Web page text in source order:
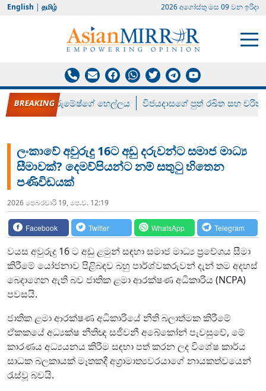
English | தமிழ் 2026 අගෝස්‍තු මස 09 වන ඉරිදා
රන් ගෙනා රුමේෂ්ගේ හෙල්ලය විජයදාසගේ පුත් රඛිත සහ චරිත්
ලංකාවේ අවුරුදු 16ට අඩු දරුවන්ට සමාජ මාධ්‍ය
සීමාවක්? දෙමව්පියන්ට නම් සතුටු හිතෙන
පණිවිඩයක්
2026 පෙබරවාරි 19, පෙ.ව. 12:19
Facebook Twitter WhatsApp Telegram
වයස අවුරුදු 16 ට අඩු ළමුන් සඳහා සමාජ මාධ්‍ය ප්‍රවේශය සීමා
කිරීමේ යෝජනාව පිළිබඳව බහු පාර්ශ්වකරුවන් දැන් තම අදහස්
බෙදාගෙන ඇති බව ජාතික ළමා ආරක්ෂණ අධිකාරිය (NCPA)
පවසයි.
ජාතික ළමා ආරක්ෂණ අධිකාරියේ නීති බලාත්මක කිරීමේ
ඒකකයේ අධ්‍යක්ෂ නීතිඥ සජීවනී අබේකෝන් පැවසුවේ, මේ
කාරණය අධ්‍යයනය කිරීම සඳහා පත් කරන ලද විශේෂ කාර්ය
සාධක බලකායක් මෑතකදී අග්‍රාමාත්‍යවරයාගේ නායකත්වයෙන්
රැස්වූ බවයි.